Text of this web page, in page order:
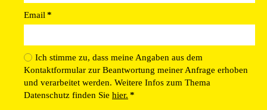
Email *
Ich stimme zu, dass meine Angaben aus dem
Kontaktformular zur Beantwortung meiner Anfrage erhoben
und verarbeitet werden. Weitere Infos zum Thema
Datenschutz finden Sie hier. *